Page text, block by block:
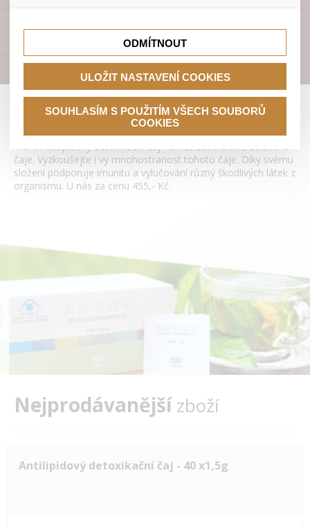
Přístroje
Antilipidový detoxikační čaj Tianshi
Tiens Antilipidový detoxikační čaj - směs šesti druhů zeleného
čaje. Vyzkoušejte i vy mnohostranost tohoto čaje. Díky svému
složení podporuje imunitu a vylučování různý škodlivých látek z
organismu. U nás za cenu 455,- Kč.
Nejprodávanějšízboží
Antilipidový detoxikační čaj - 40 x1,5g
se nevhodným doporučením produktů či jiným
nedůležitým nabídkám.
marketingové kampaně.
ODMÍTNOUT
ULOŽIT NASTAVENÍ COOKIES
SOUHLASÍM S POUŽITÍM VŠECH SOUBORŮ
COOKIES